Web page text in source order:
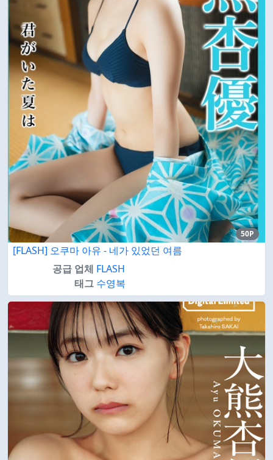
50P
[FLASH] 오쿠마 아유 - 네가 있었던 여름
공급 업체 FLASH
태그 수영복